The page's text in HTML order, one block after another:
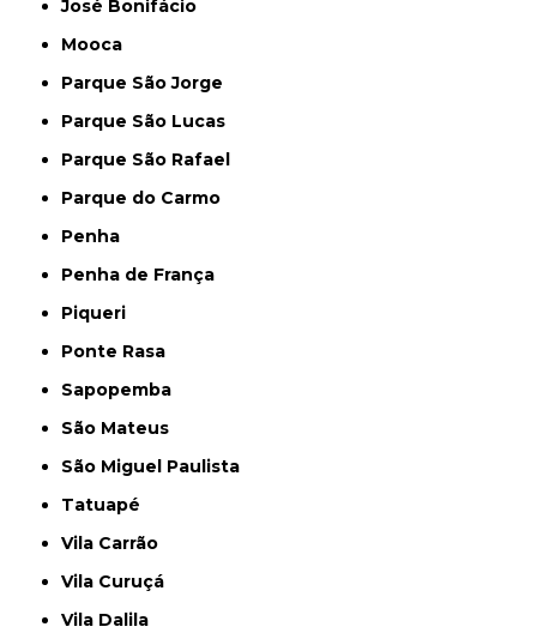
José Bonifácio
Mooca
Parque São Jorge
Parque São Lucas
Parque São Rafael
Parque do Carmo
Penha
Penha de França
Piqueri
Ponte Rasa
Sapopemba
São Mateus
São Miguel Paulista
Tatuapé
Vila Carrão
Vila Curuçá
Vila Dalila